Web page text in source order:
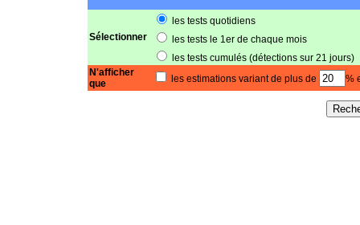
Sélectionner
les tests quotidiens
les tests le 1er de chaque mois
les tests cumulés (détections sur 21 jours)
N'afficher
que
les estimations variant de plus de %